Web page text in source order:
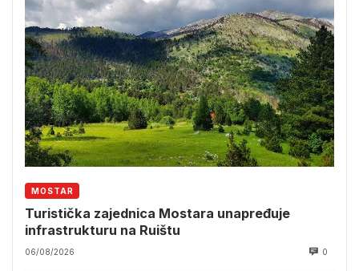
MOSTAR
Turistička zajednica Mostara unapređuje
infrastrukturu na Ruištu
06/08/2026 0